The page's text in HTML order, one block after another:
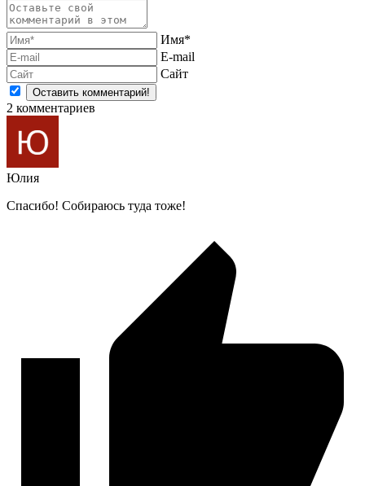
Имя*
E-mail
Сайт
2 комментариев
Юлия
Спасибо! Собираюсь туда тоже!